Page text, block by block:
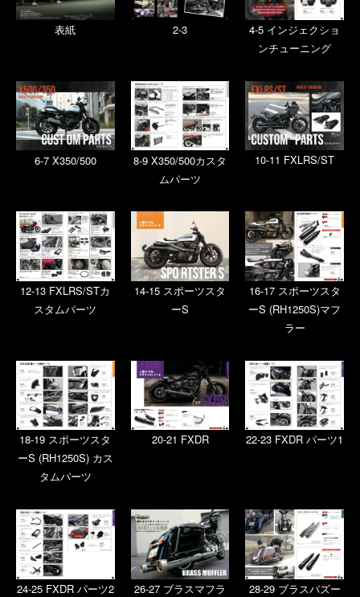
表紙 2-3
4-5 インジェクショ
ンチューニング
6-7 X350/500
8-9 X350/500カスタ
ムパーツ
10-11 FXLRS/ST
12-13 FXLRS/STカ
スタムパーツ
14-15 スポーツスタ
ーS
16-17 スポーツスタ
ーS (RH1250S)マフ
ラー
18-19 スポーツスタ
ーS (RH1250S) カス
タムパーツ
20-21 FXDR 22-23 FXDR パーツ1
24-25 FXDR パーツ2
26-27 ブラスマフラ
28-29 ブラスバズー